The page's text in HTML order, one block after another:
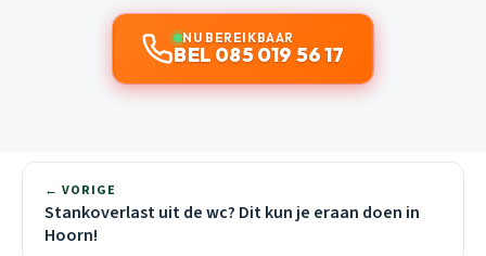
NU BEREIKBAAR
BEL 085 019 56 17
← VORIGE
Stankoverlast uit de wc? Dit kun je eraan doen in
Hoorn!